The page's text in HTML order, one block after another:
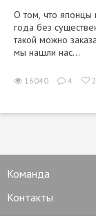
О том, что японцы
года без
такой можно
мы нашли нас...
16040 4 2
Команда
Контакты